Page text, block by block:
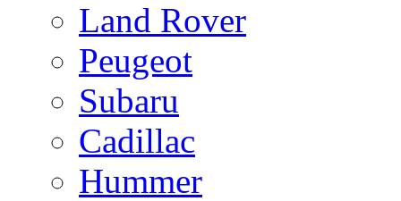
Land Rover
Peugeot
Subaru
Cadillac
Hummer